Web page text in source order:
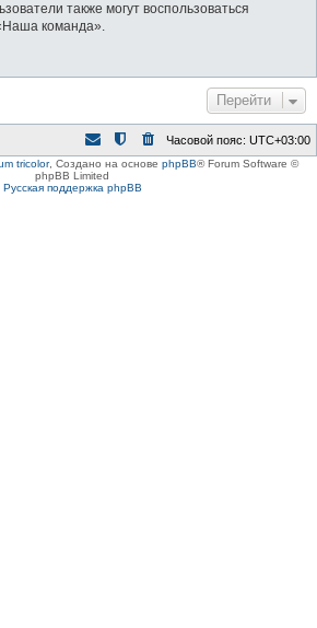
также могут воспользоваться
команда».
Перейти
Часовой пояс: UTC+03:00
tricolor, Создано на основе phpBB® Forum Software ©
phpBB Limited
Русская поддержка phpBB